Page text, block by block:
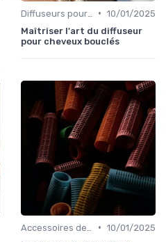
• 10/01/2025
Maîtriser l'art du diffuseur
pour cheveux bouclés
• 10/01/2025